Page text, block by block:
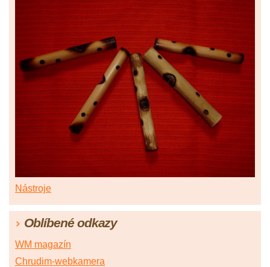
Nástroje
Oblíbené odkazy
WM magazín
Chrudim-webkamera